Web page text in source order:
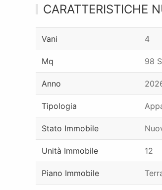
CARATTERISTICHE
Vani 4
Mq 98
Anno
Tipologia
Stato Immobile
Unità Immobile 12
Piano Immobile